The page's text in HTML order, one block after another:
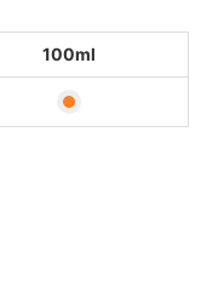
100ml